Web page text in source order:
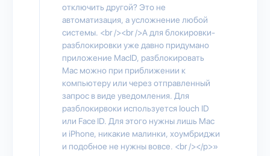
отключить другой? Это не
автоматизация, а усложнение любой
системы. <br /><br />А для блокировки-
разблокировки уже давно придумано
приложение MacID, разблокировать
Mac можно при приближении к
компьютеру или через отправленный
запрос в виде уведомления. Для
разблокирвоки используется Iouch ID
или Face ID. Для этого нужны лишь Mac
и iPhone, никакие малинки, хоумбриджи
и подобное не нужны вовсе. <br /></p>»